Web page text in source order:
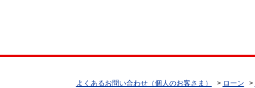
よくあるお問い合わせ（個人のお客さま） > ローン >